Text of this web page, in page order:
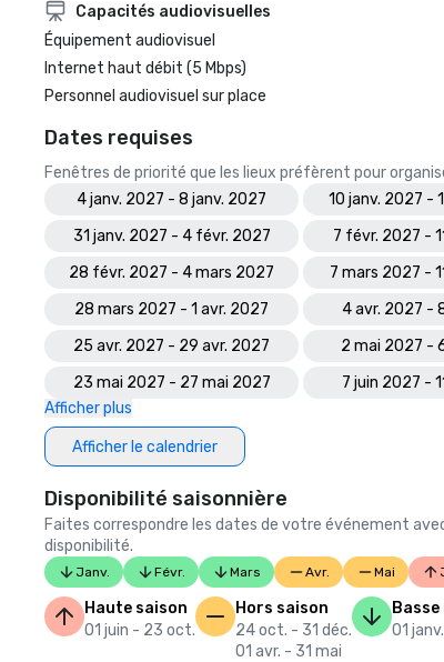
Capacités audiovisuelles
Équipement audiovisuel
Internet haut débit (5 Mbps)
Personnel audiovisuel sur place
Dates requises
Fenêtres de priorité que les lieux préfèrent pour
4 janv. 2027 - 8 janv. 2027
10 janv. 2027 -
31 janv. 2027 - 4 févr. 2027
7 févr. 2027 -
28 févr. 2027 - 4 mars 2027
7 mars 2027 -
28 mars 2027 - 1 avr. 2027
4 avr. 2027 -
25 avr. 2027 - 29 avr. 2027
2 mai 2027 -
23 mai 2027 - 27 mai 2027
7 juin 2027 -
Afficher plus
Afficher le calendrier
Disponibilité saisonnière
Faites correspondre les dates de votre événement
disponibilité.
Janv. Févr. Mars Avr. Mai
Haute saison
01 juin - 23 oct.
Hors saison
24 oct. - 31 déc.
01 avr. - 31 mai
01